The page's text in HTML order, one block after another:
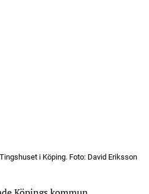
Tingshuset i Köping. Foto: David Eriksson